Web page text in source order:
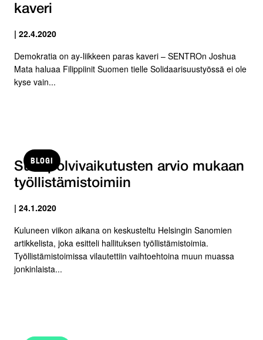
kaveri
| 22.4.2020
Demokratia on ay-liikkeen paras kaveri – SENTROn Joshua
Mata haluaa Filippiinit Suomen tielle Solidaarisuustyössä ei ole
kyse vain...
BLOGI
Sukupolvivaikutusten arvio mukaan
työllistämistoimiin
| 24.1.2020
Kuluneen viikon aikana on keskusteltu Helsingin Sanomien
artikkelista, joka esitteli hallituksen työllistämistoimia.
Työllistämistoimissa vilautettiin vaihtoehtoina muun muassa
jonkinlaista...